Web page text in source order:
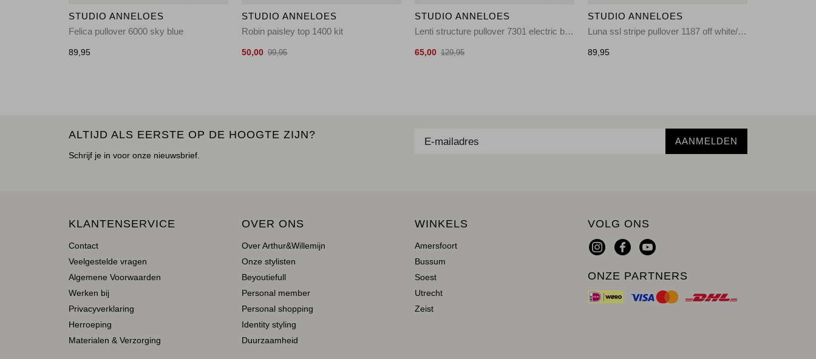
STUDIO ANNELOES
Felica pullover 6000 sky blue
89,95
STUDIO ANNELOES
Robin paisley top 1400 kit
50,00 99,95
STUDIO ANNELOES
Lenti structure pullover 7301 electric blue
65,00 129,95
STUDIO ANNELOES
Luna ssl stripe pullover 1187 off white/espresso
89,95
ALTIJD ALS EERSTE OP DE HOOGTE ZIJN?
Schrijf je in voor onze nieuwsbrief.
AANMELDEN
KLANTENSERVICE
Contact
Veelgestelde vragen
Algemene Voorwaarden
Werken bij
Privacyverklaring
Herroeping
Materialen & Verzorging
OVER ONS
Over Arthur&Willemijn
Onze stylisten
Beyoutiefull
Personal member
Personal shopping
Identity styling
Duurzaamheid
WINKELS
Amersfoort
Bussum
Soest
Utrecht
Zeist
VOLG ONS
ONZE PARTNERS